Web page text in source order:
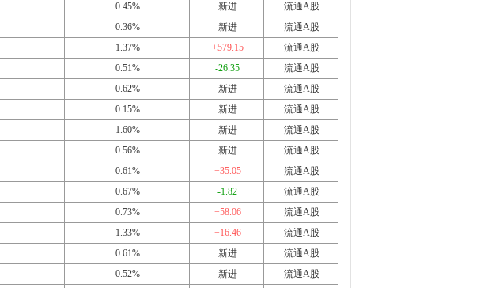
0.45% 新进
流通A股
0.36% 新进
流通A股
1.37% +579.15
流通A股
0.51% -26.35
流通A股
0.62% 新进
流通A股
0.15% 新进
流通A股
1.60% 新进
流通A股
0.56% 新进
流通A股
0.61% +35.05
流通A股
0.67% -1.82
流通A股
0.73% +58.06
流通A股
1.33% +16.46
流通A股
0.61% 新进
流通A股
0.52% 新进
流通A股